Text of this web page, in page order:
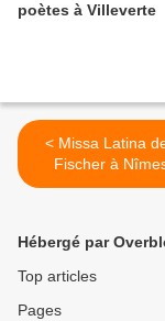
poètes à Villeverte
< Missa Latina de Bobbi
Fischer à
première en
Hébergé par
Top articles
Pages